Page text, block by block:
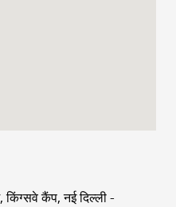
कैंप, नई दिल्ली -